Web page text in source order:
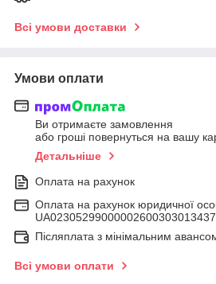
Всі умови доставки
Умови оплати
Ви отримаєте замовлення
або гроші повернуться на вашу
Детальніше
Оплата на рахунок
Оплата на рахунок юридичної
Післяплата з мінімальним
Всі умови оплати